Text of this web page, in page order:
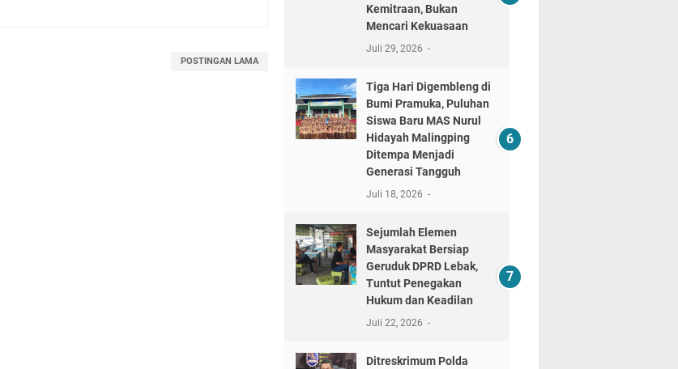
POSTINGAN LAMA
Kemitraan, Bukan
Mencari Kekuasaan
Juli 29, 2026
Tiga Hari Digembleng di
Bumi Pramuka, Puluhan
Siswa Baru MAS Nurul
Hidayah Malingping
Ditempa Menjadi
Generasi Tangguh
Juli 18, 2026
Sejumlah Elemen
Masyarakat Bersiap
Geruduk DPRD Lebak,
Tuntut Penegakan
Hukum dan Keadilan
Juli 22, 2026
Ditreskrimum Polda